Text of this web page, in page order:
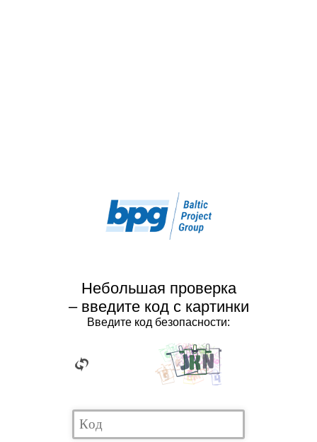
Небольшая проверка
– введите код с картинки
Введите код безопасности: